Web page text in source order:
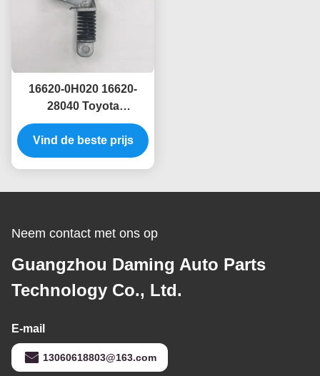
16620-0H020 16620-
28040 Toyota
Automotive
Gordelspanner Voor
ACV40 ASV40 GSV40
Vind de beste prijs
Neem contact met ons op
Guangzhou Daming Auto Parts
Technology Co., Ltd.
E-mail
13060618803@163.com